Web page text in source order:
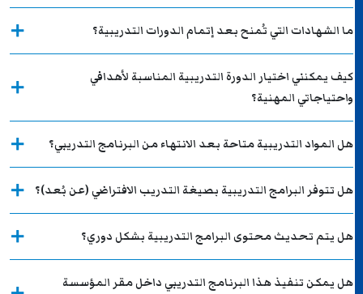
ما الشهادات التي تُمنح بعد إتمام الدورات التدريبية؟
كيف يمكنني اختيار الدورة التدريبية المناسبة لأهدافي
واحتياجاتي المهنية؟
هل المواد التدريبية متاحة بعد الانتهاء من البرنامج التدريبي؟
هل تتوفر البرامج التدريبية بصيغة التدريب الافتراضي (عن بُعد)؟
هل يتم تحديث محتوى البرامج التدريبية بشكل دوري؟
هل يمكن تنفيذ هذا البرنامج التدريبي داخل مقر المؤسسة